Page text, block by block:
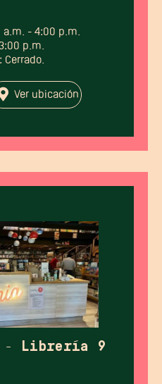
- 4:00 p.m.
p.m.
Ver ubicación
- Librería 9